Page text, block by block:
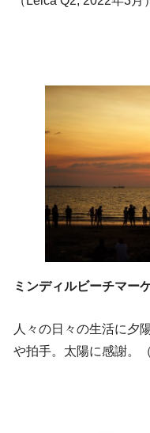
ミンディルビーチマー
人々の日々の生活に夕
や拍手。太陽に感謝。